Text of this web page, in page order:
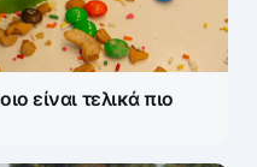
είναι τελικά πιο